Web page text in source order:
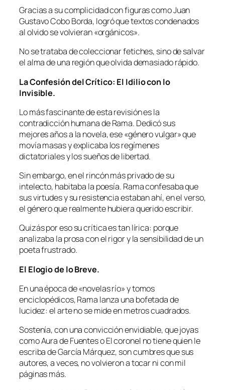
Gracias a su complicidad con figuras como Juan
Gustavo Cobo Borda, logró que textos condenados
al olvido se volvieran «orgánicos».
No se trataba de coleccionar fetiches, sino de salvar
el alma de una región que olvida demasiado rápido.
La Confesión del Crítico: El Idilio con lo
Invisible.
Lo más fascinante de esta revisión es la
contradicción humana de Rama. Dedicó sus
mejores años a la novela, ese «género vulgar» que
movía masas y explicaba los regímenes
dictatoriales y los sueños de libertad.
Sin embargo, en el rincón más privado de su
intelecto, habitaba la poesía. Rama confesaba que
sus virtudes y su resistencia estaban ahí, en el verso,
el género que realmente hubiera querido escribir.
Quizás por eso su crítica es tan lírica: porque
analizaba la prosa con el rigor y la sensibilidad de un
poeta frustrado.
El Elogio de lo Breve.
En una época de «novelas río» y tomos
enciclopédicos, Rama lanza una bofetada de
lucidez: el arte no se mide en metros cuadrados.
Sostenía, con una convicción envidiable, que joyas
como Aura de Fuentes o El coronel no tiene quien le
escriba de García Márquez, son cumbres que sus
autores, a veces, no volvieron a tocar ni con mil
páginas más.